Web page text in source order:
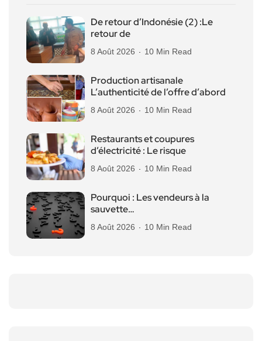
De retour d’Indonésie (2) :Le
retour de
8 Août 2026 10 Min Read
Production artisanale
L’authenticité de l’offre d’abord
8 Août 2026 10 Min Read
Restaurants et coupures
d’électricité : Le risque
8 Août 2026 10 Min Read
Pourquoi : Les vendeurs à la
sauvette…
8 Août 2026 10 Min Read